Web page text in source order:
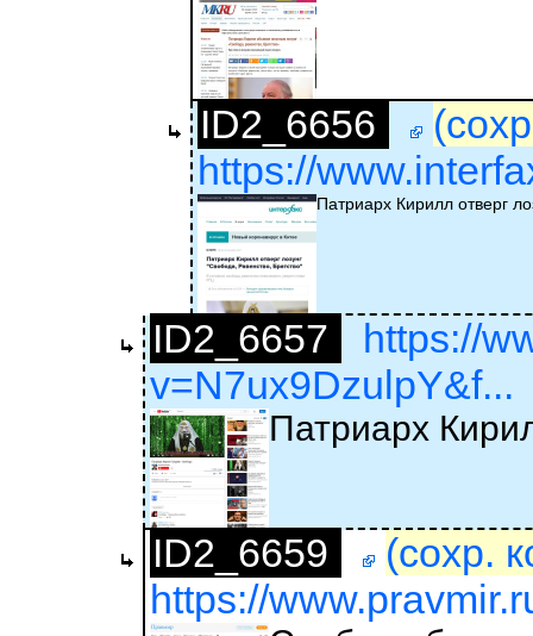
ID2_6656
https://
Патриарх Кирилл отверг
ID2_6657
https://
v=N7ux9DzulpY&f...
Патриарх
ID2_6659
(сохр.
https://